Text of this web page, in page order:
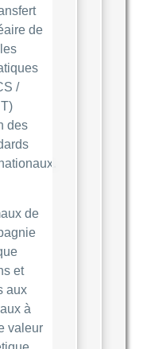
de
/
des
de
et
aux
à
valeur